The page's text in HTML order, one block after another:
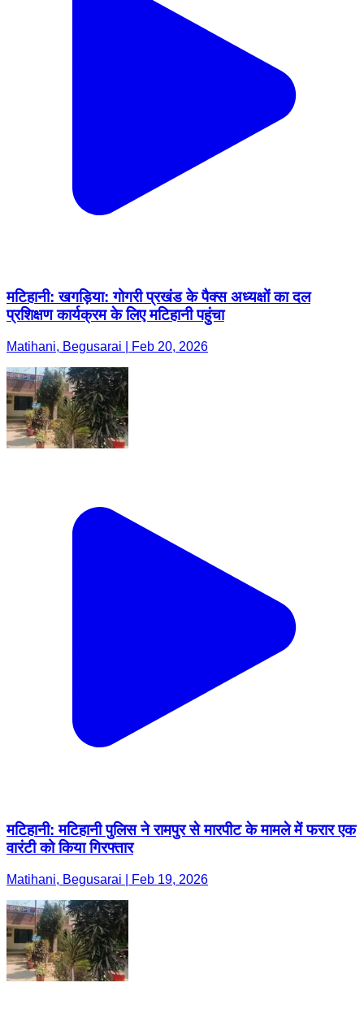
मटिहानी: खगड़िया: गोगरी प्रखंड के पैक्स अध्यक्षों का दल
प्रशिक्षण कार्यक्रम के लिए मटिहानी पहुंचा
Matihani, Begusarai | Feb 20, 2026
मटिहानी: मटिहानी पुलिस ने रामपुर से मारपीट के मामले में फरार एक
वारंटी को किया गिरफ्तार
Matihani, Begusarai | Feb 19, 2026